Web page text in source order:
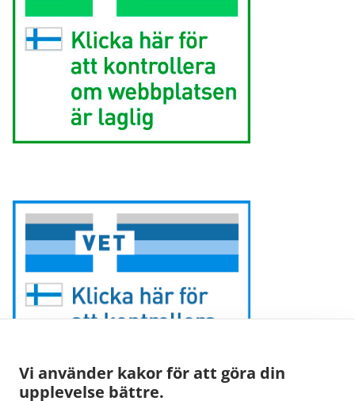
Vi använder kakor för att göra din
upplevelse bättre.